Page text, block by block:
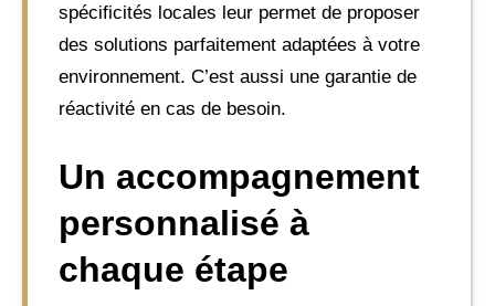
spécificités locales leur permet de proposer
des solutions parfaitement adaptées à votre
environnement. C’est aussi une garantie de
réactivité en cas de besoin.
Un accompagnement
personnalisé à
chaque étape